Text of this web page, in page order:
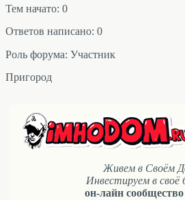
Тем начато: 0
Ответов написано: 0
Роль форума: Участник
Пригород
Живем в Своём
Инвестируем в своё
он-лайн сообщество